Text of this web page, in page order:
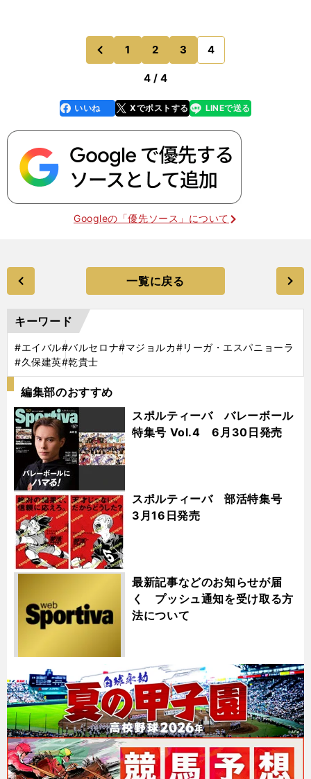
前
のページへ
1 2 3 4
4 / 4
faceboo
k
いいね Xでポストする
line LINEで送る
Googleの「優先ソース」について
一覧に戻る
キーワード
#エイバル#バルセロナ#マジョルカ#リーガ・エスパニョーラ
#久保建英#乾貴士
編集部のおすすめ
スポルティーバ バレーボール
特集号 Vol.4 6月30日発売
スポルティーバ 部活特集号
3月16日発売
最新記事などのお知らせが届
く プッシュ通知を受け取る方
法について